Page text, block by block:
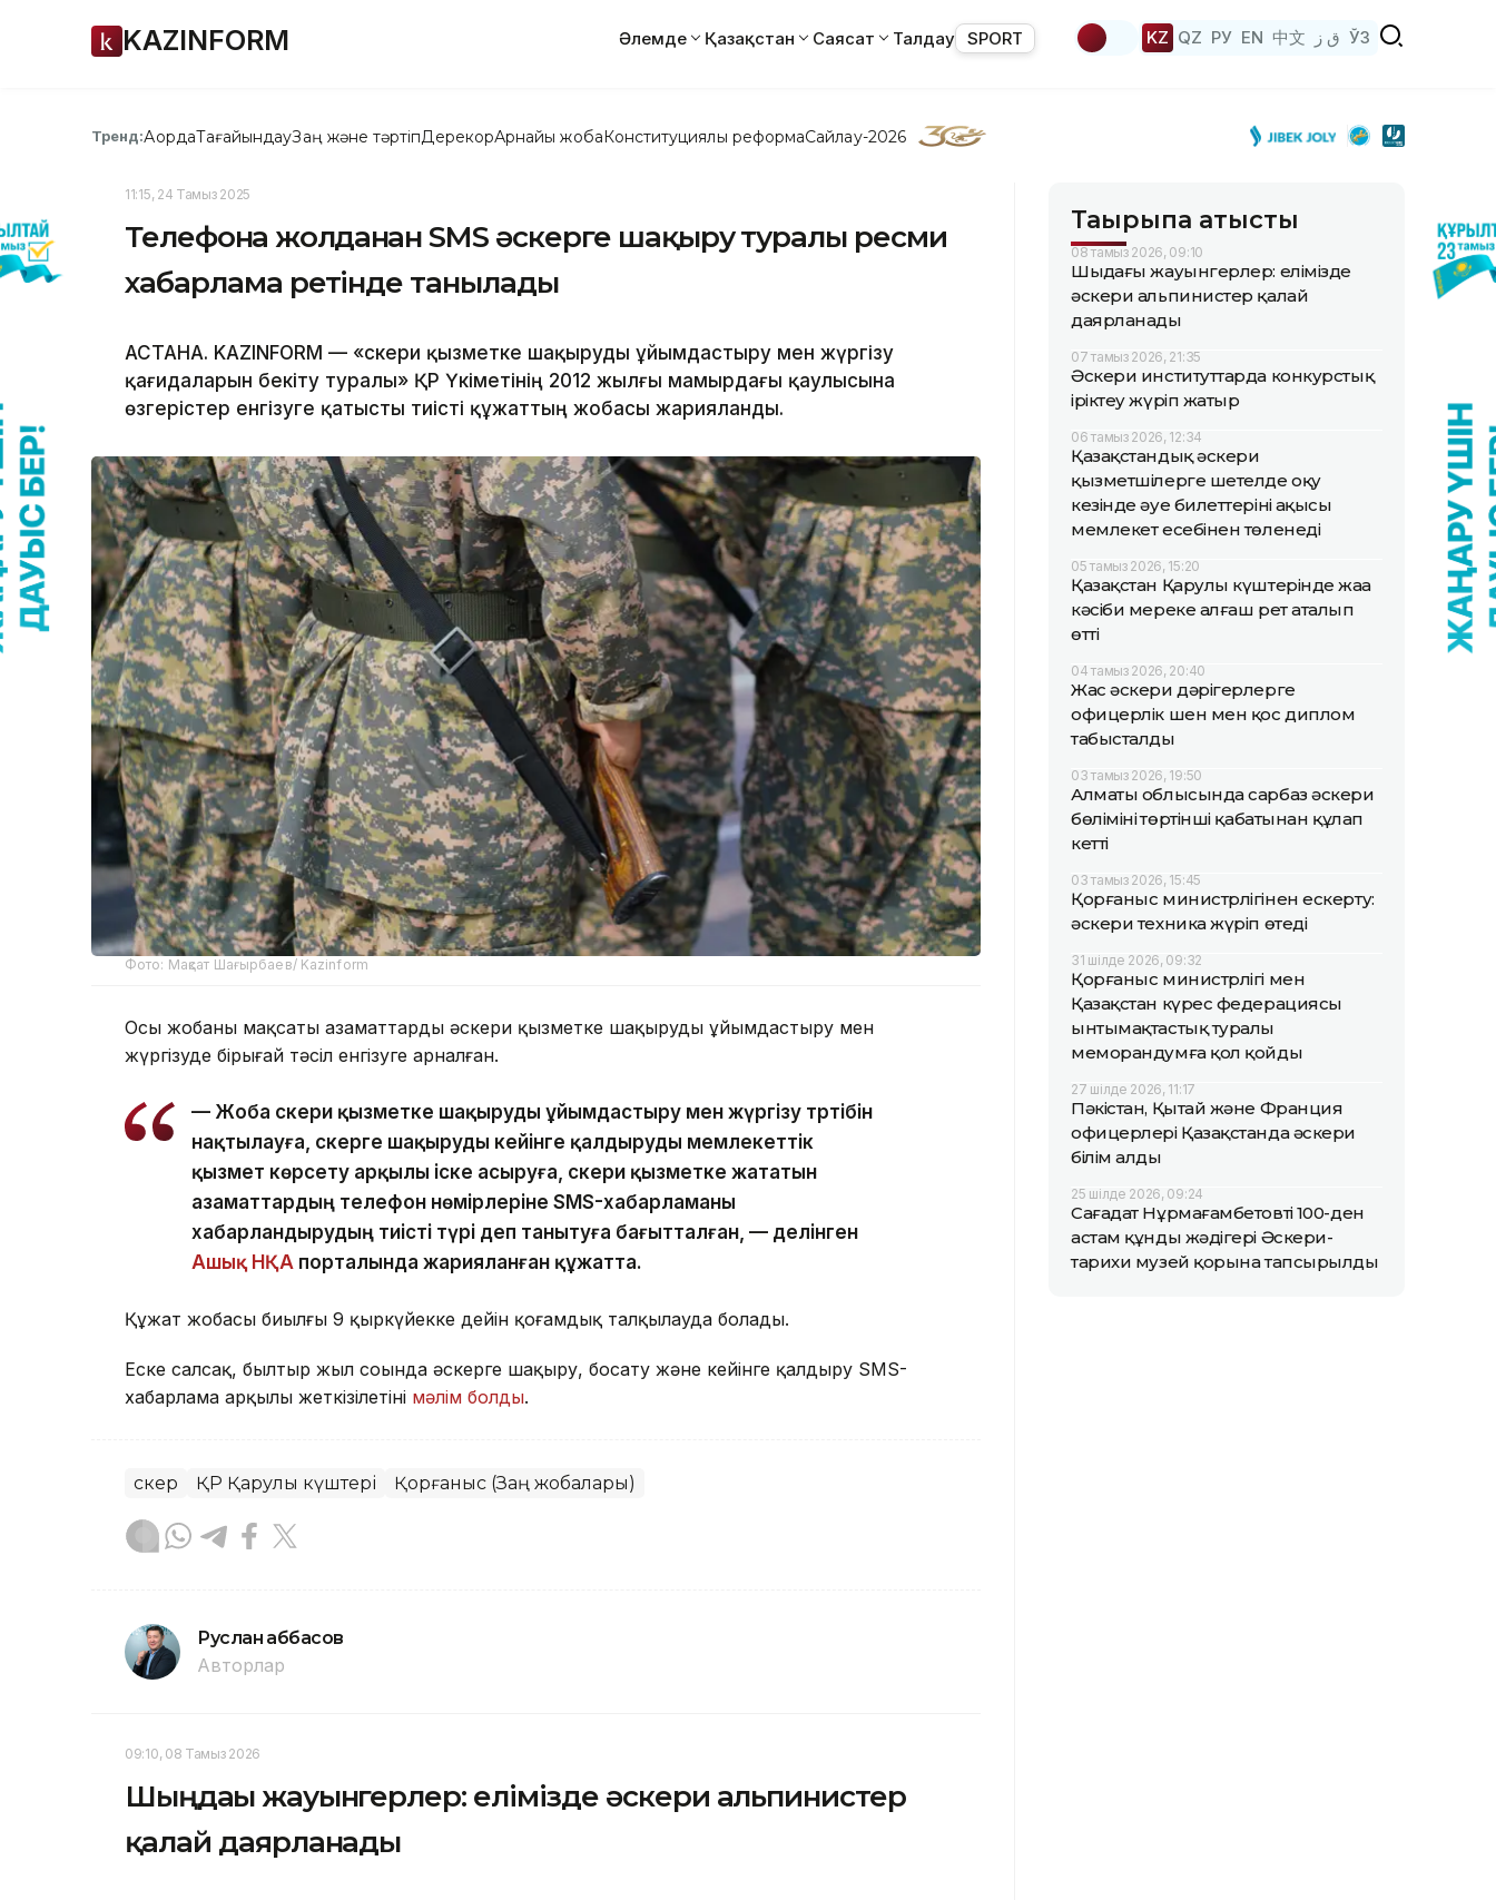
KAZINFORM Әлемде Қазақстан Саясат Талдау SPORT KZ QZ РУ EN 中文 ق ز ЎЗ
Тренд:АқордаТағайындауЗаң және тәртіпДерекқорАрнайы жобаКонституциялық реформаСайлау-2026
11:15, 24 Тамыз 2025
Телефонға жолданған SMS әскерге шақыру туралы ресми
хабарлама ретінде танылады
АСТАНА. KAZINFORM — «Әскери қызметке шақыруды ұйымдастыру мен жүргізу
қағидаларын бекіту туралы» ҚР Үкіметінің 2012 жылғы мамырдағы қаулысына
өзгерістер енгізуге қатысты тиісті құжаттың жобасы жарияланды.
Фото: Мақсат Шағырбаев/ Kazinform
Осы жобаның мақсаты азаматтарды әскери қызметке шақыруды ұйымдастыру мен
жүргізуде бірыңғай тәсіл енгізуге арналған.
— Жоба әскери қызметке шақыруды ұйымдастыру мен жүргізу тәртібін
нақтылауға, әскерге шақыруды кейінге қалдыруды мемлекеттік
қызмет көрсету арқылы іске асыруға, әскери қызметке жататын
азаматтардың телефон нөмірлеріне SMS-хабарламаны
хабарландырудың тиісті түрі деп танытуға бағытталған, — делінген
Ашық НҚА порталында жарияланған құжатта.
Құжат жобасы биылғы 9 қыркүйекке дейін қоғамдық талқылауда болады.
Еске салсақ, былтыр жыл соңында әскерге шақыру, босату және кейінге қалдыру SMS-
хабарлама арқылы жеткізілетіні мәлім болды.
Әскер ҚР Қарулы күштері Қорғаныс (Заң жобалары)
Руслан Ғаббасов
Авторлар
09:10, 08 Тамыз 2026
Шыңдағы жауынгерлер: елімізде әскери альпинистер
қалай даярланады
Тақырыпқа қатысты
08 тамыз 2026, 09:10
Шыңдағы жауынгерлер: елімізде
әскери альпинистер қалай
даярланады
07 тамыз 2026, 21:35
Әскери институттарда конкурстық
іріктеу жүріп жатыр
06 тамыз 2026, 12:34
Қазақстандық әскери
қызметшілерге шетелде оқу
кезінде әуе билеттерінің ақысы
мемлекет есебінен төленеді
05 тамыз 2026, 15:20
Қазақстан Қарулы күштерінде жаңа
кәсіби мереке алғаш рет аталып
өтті
04 тамыз 2026, 20:40
Жас әскери дәрігерлерге
офицерлік шен мен қос диплом
табысталды
03 тамыз 2026, 19:50
Алматы облысында сарбаз әскери
бөлімінің төртінші қабатынан құлап
кетті
03 тамыз 2026, 15:45
Қорғаныс министрлігінен ескерту:
әскери техника жүріп өтеді
31 шілде 2026, 09:32
Қорғаныс министрлігі мен
Қазақстан күрес федерациясы
ынтымақтастық туралы
меморандумға қол қойды
27 шілде 2026, 11:17
Пәкістан, Қытай және Франция
офицерлері Қазақстанда әскери
білім алды
25 шілде 2026, 09:24
Сағадат Нұрмағамбетовтің 100-ден
астам құнды жәдігері Әскери-
тарихи музей қорына тапсырылды